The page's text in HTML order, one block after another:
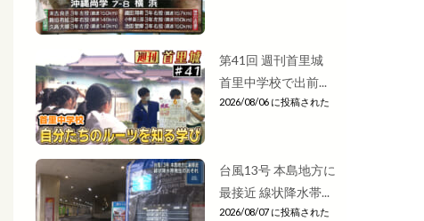
第41回 週刊首里城
首里中学校で出前...
2026/08/06 に投稿された
台風13号 本島地方に
最接近 線状降水帯...
2026/08/07 に投稿された